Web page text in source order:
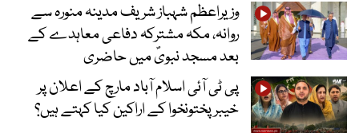
وزیراعظم شہباز شریف مدینہ منورہ سے
روانہ، مکہ مشترکہ دفاعی معاہدے کے
بعد مسجد نبویؐ میں حاضری
پی ٹی آئی اسلام آباد مارچ کے اعلان پر
خیبر پختونخوا کے اراکین کیا کہتے ہیں؟